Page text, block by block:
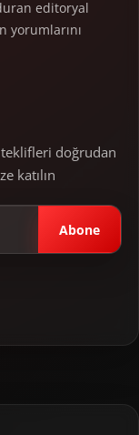
editoryal
yorumlarını
doğrudan
katılın
Abone